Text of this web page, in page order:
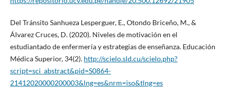
Del Tránsito Sanhueza Lesperguer, E., Otondo Briceño, M., &
Álvarez Cruces, D. (2020). Niveles de motivación en el
estudiantado de enfermería y estrategias de enseñanza. Educación
Médica Superior, 34(2). http://scielo.sld.cu/scielo.php?
script=sci_abstract&pid=S0864-
21412020000200003&lng=es&nrm=iso&tlng=es